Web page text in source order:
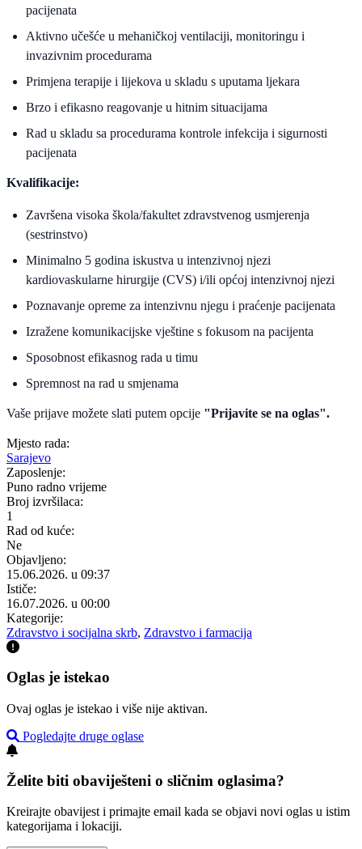
pacijenata
Aktivno učešće u mehaničkoj ventilaciji, monitoringu i
invazivnim procedurama
Primjena terapije i lijekova u skladu s uputama ljekara
Brzo i efikasno reagovanje u hitnim situacijama
Rad u skladu sa procedurama kontrole infekcija i sigurnosti
pacijenata
Kvalifikacije:
Završena visoka škola/fakultet zdravstvenog usmjerenja
(sestrinstvo)
Minimalno 5 godina iskustva u intenzivnoj njezi
kardiovaskularne hirurgije (CVS) i/ili općoj intenzivnoj njezi
Poznavanje opreme za intenzivnu njegu i praćenje pacijenata
Izražene komunikacijske vještine s fokusom na pacijenta
Sposobnost efikasnog rada u timu
Spremnost na rad u smjenama
Vaše prijave možete slati putem opcije "Prijavite se na oglas".
Mjesto rada:
Sarajevo
Zaposlenje:
Puno radno vrijeme
Broj izvršilaca:
1
Rad od kuće:
Ne
Objavljeno:
15.06.2026. u 09:37
Ističe:
16.07.2026. u 00:00
Kategorije:
Zdravstvo i socijalna skrb, Zdravstvo i farmacija
Oglas je istekao
Ovaj oglas je istekao i više nije aktivan.
Pogledajte druge oglase
Želite biti obaviješteni o sličnim oglasima?
Kreirajte obavijest i primajte email kada se objavi novi oglas u istim
kategorijama i lokaciji.